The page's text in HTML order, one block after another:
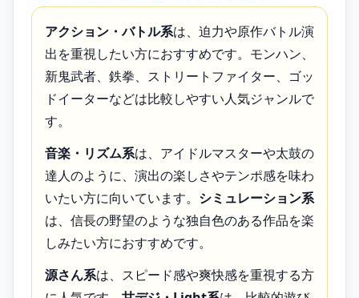
アクション・バトル系は、迫力や原作バトル演
出を重視したい方におすすめです。モンハン、
新鬼武者、鉄拳、ストリートファイター、ゴッ
ドイーターなどは比較しやすい人気ジャンルで
す。
音楽・リズム系は、アイドルマスターや太鼓の
達人のように、演出の楽しさやテンポ感を味わ
いたい方に向いています。 シミュレーション系
は、信長の野望のような独自色のある作品を楽
しみたい方におすすめです。
源さん系は、スピード感や爽快感を重視する方